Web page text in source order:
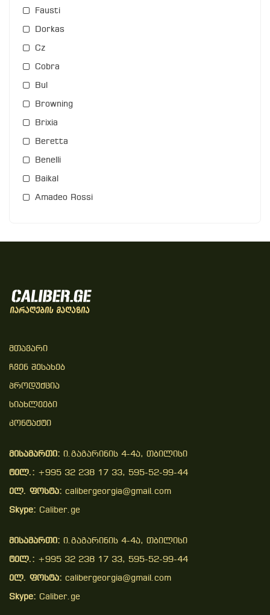
Fausti
Dorkas
Cz
Cobra
Bul
Browning
Brixia
Beretta
Benelli
Baikal
Amadeo Rossi
Მთავარი
Ჩვენ Შესახებ
Პროდუქცია
Სიახლეები
Კონტაქტი
მისამართი: ი.გაგარინის 4-4ა, თბილისი
ტელ.: +995 32 238 17 33, 595-52-99-44
ელ. ფოსტა: calibergeorgia@gmail.com
Skype: Caliber.ge
მისამართი: ი.გაგარინის 4-4ა, თბილისი
ტელ.: +995 32 238 17 33, 595-52-99-44
ელ. ფოსტა: calibergeorgia@gmail.com
Skype: Caliber.ge